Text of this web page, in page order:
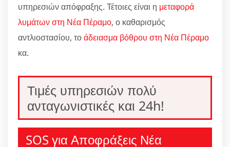
υπηρεσιών απόφραξης. Τέτοιες είναι η μεταφορά
λυμάτων στη Νέα Πέραμο, ο καθαρισμός
αντλιοστασίου, τοάδειασμα βόθρου στη Νέα Πέραμο
κα.
Τιμές υπηρεσιών πολύ
ανταγωνιστικές και 24h!
SOS για Αποφράξεις Νέα